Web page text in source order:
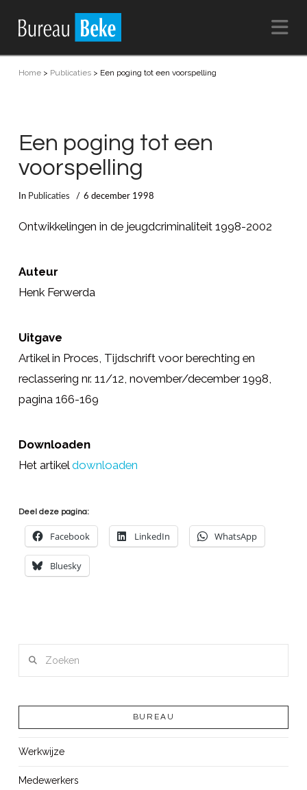
Home> Publicaties> Een poging tot een voorspelling
Een poging tot een
voorspelling
In Publicaties 6 december 1998
Ontwikkelingen in de jeugdcriminaliteit 1998-2002
Auteur
Henk Ferwerda
Uitgave
Artikel in Proces, Tijdschrift voor berechting en
reclassering nr. 11/12, november/december 1998,
pagina 166-169
Downloaden
Het artikeldownloaden
Deel deze pagina:
Facebook LinkedIn WhatsApp
Bluesky
BUREAU
Werkwijze
Medewerkers